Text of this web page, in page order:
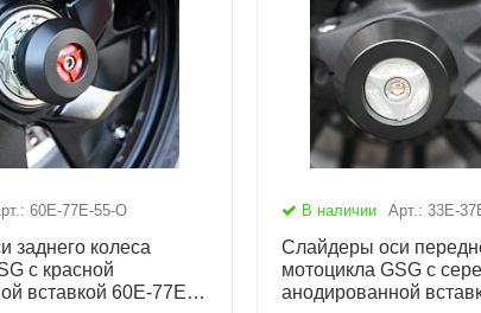
60E-77E-55-O
заднего колеса
с красной
вставкой 60E-77E-
В наличии Арт.: 33E-
Слайдеры оси
мотоцикла GSG с
анодированной